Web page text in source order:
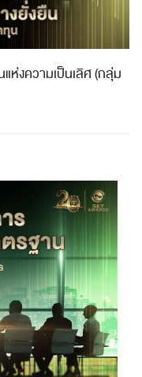
ห่งความเป็นเลิศ (กลุ่ม